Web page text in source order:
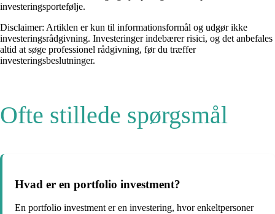
investeringsportefølje.
Disclaimer: Artiklen er kun til informationsformål og udgør ikke
investeringsrådgivning. Investeringer indebærer risici, og det anbefales
altid at søge professionel rådgivning, før du træffer
investeringsbeslutninger.
Ofte stillede spørgsmål
Hvad er en portfolio investment?
En portfolio investment er en investering, hvor enkeltpersoner